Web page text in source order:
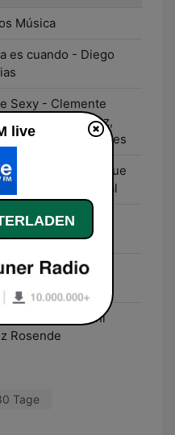
Música
es cuando - Diego
Sexy - Clemente
Joe Fernández,
Calori, Leo Gabes
Cartuchos - Migue
Martín Garabal
Caliente - Nico
- Toma
de Vuelta - Trini
Rosende
Tage
live